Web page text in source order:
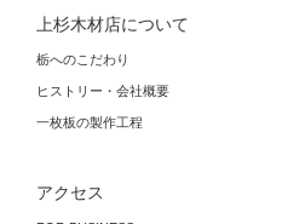
上杉木材店について
栃へのこだわり
ヒストリー・会社概要
一枚板の製作工程
アクセス